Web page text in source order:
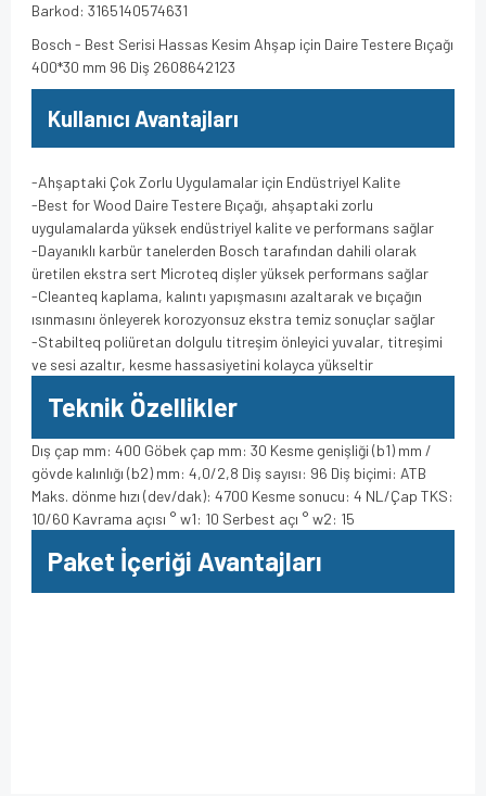
Barkod: 3165140574631
Bosch - Best Serisi Hassas Kesim Ahşap için Daire Testere Bıçağı
400*30 mm 96 Diş 2608642123
Kullanıcı Avantajları
-Ahşaptaki Çok Zorlu Uygulamalar için Endüstriyel Kalite
-Best for Wood Daire Testere Bıçağı, ahşaptaki zorlu
uygulamalarda yüksek endüstriyel kalite ve performans sağlar
-Dayanıklı karbür tanelerden Bosch tarafından dahili olarak
üretilen ekstra sert Microteq dişler yüksek performans sağlar
-Cleanteq kaplama, kalıntı yapışmasını azaltarak ve bıçağın
ısınmasını önleyerek korozyonsuz ekstra temiz sonuçlar sağlar
-Stabilteq poliüretan dolgulu titreşim önleyici yuvalar, titreşimi
ve sesi azaltır, kesme hassasiyetini kolayca yükseltir
Teknik Özellikler
Dış çap mm: 400 Göbek çap mm: 30 Kesme genişliği (b1) mm /
gövde kalınlığı (b2) mm: 4,0/2,8 Diş sayısı: 96 Diş biçimi: ATB
Maks. dönme hızı (dev/dak): 4700 Kesme sonucu: 4 NL/Çap TKS:
10/60 Kavrama açısı ° w1: 10 Serbest açı ° w2: 15
Paket İçeriği Avantajları